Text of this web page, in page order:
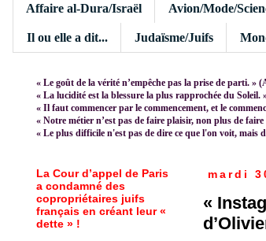
Affaire al-Dura/Israël Avion/Mode/
Il ou elle a dit... Judaïsme/Juifs
« Le goût de la vérité n’empêche pas la prise de parti. »
« La lucidité est la blessure la plus rapprochée du Soleil.
« Il faut commencer par le commencement, et le
« Notre métier n’est pas de faire plaisir, non plus de
« Le plus difficile n'est pas de dire ce que l'on voit, mais
mardi
«
La Cour d’appel de Paris
a condamné des
copropriétaires juifs
français en créant leur «
dette » !